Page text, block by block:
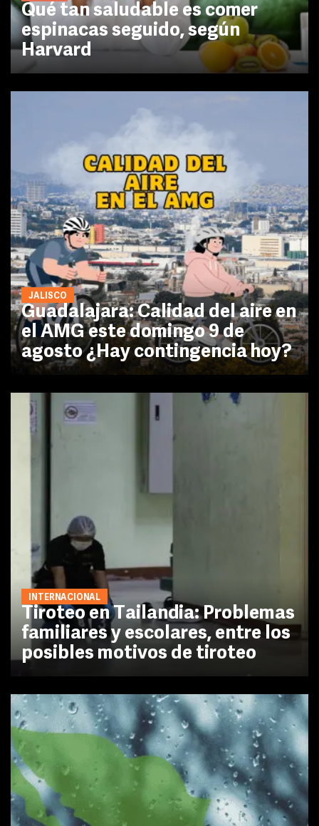
Qué tan saludable es comer
espinacas seguido, según
Harvard
JALISCO
Guadalajara: Calidad del aire en
el AMG este domingo 9 de
agosto ¿Hay contingencia hoy?
INTERNACIONAL
Tiroteo en Tailandia: Problemas
familiares y escolares, entre los
posibles motivos de tiroteo